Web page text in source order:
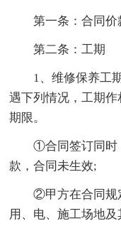
第一条：合同价
第二条：工期
1、维修保养工
遇下列情况，工期
期限。
①合同签订同时
款，合同未生效;
②甲方在合同规
用、电、施工场地